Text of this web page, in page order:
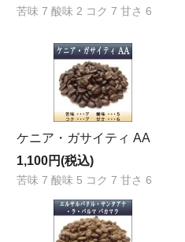
苦味 7 酸味 2 コク 7 甘さ 6
ケニア・ガサイティ AA
1,100円(税込)
苦味 7 酸味 5 コク 7 甘さ 6